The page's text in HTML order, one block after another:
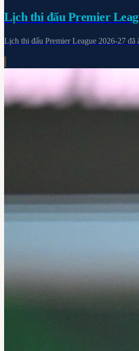
Lịch thi đấu Premier
Lịch thi đấu Premier League 2026-27